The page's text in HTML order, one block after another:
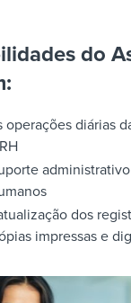
do
operações diárias
dos
impressas e